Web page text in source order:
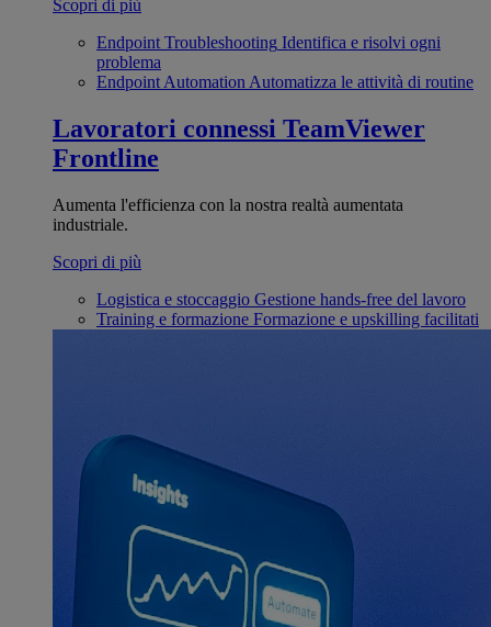
Scopri di più
Endpoint Troubleshooting Identifica e risolvi ogni
problema
Endpoint Automation Automatizza le attività di routine
Lavoratori connessi TeamViewer
Frontline
Aumenta l'efficienza con la nostra realtà aumentata
industriale.
Scopri di più
Logistica e stoccaggio Gestione hands-free del lavoro
Training e formazione Formazione e upskilling facilitati